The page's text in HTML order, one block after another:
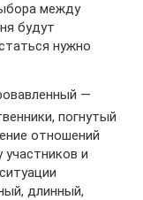
между
будут
нужно
—
погнутый
отношений
и
длинный,